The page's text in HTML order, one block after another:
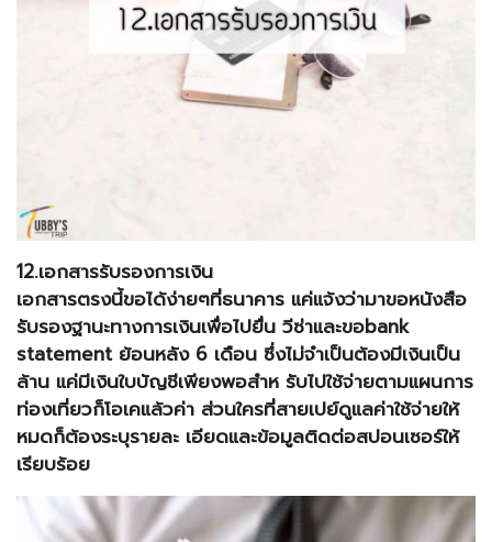
12.เอกสารรับรองการเงิน
เอกสารตรงนี้ขอได้ง่ายๆที่ธนาคาร แค่แจ้งว่ามาขอหนังสือ
รับรองฐานะทางการเงินเพื่อไปยื่น วีซ่าและขอbank
statement ย้อนหลัง 6 เดือน ซึ่งไม่จำเป็นต้องมีเงินเป็น
ล้าน แค่มีเงินใบบัญชีเพียงพอสำห รับไปใช้จ่ายตามแผนการ
ท่องเที่ยวก็โอเคแล้วค่า ส่วนใครที่สายเปย์ดูแลค่าใช้จ่ายให้
หมดก็ต้องระบุรายละ เอียดและข้อมูลติดต่อสปอนเซอร์ให้
เรียบร้อย